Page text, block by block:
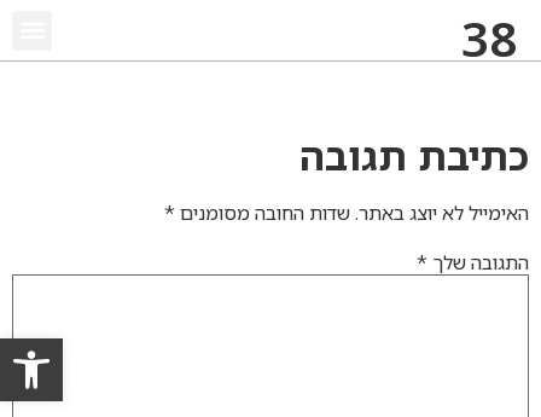
38
כתיבת תגובה
האימייל לא יוצג באתר.שדות החובה מסומנים *
התגובה שלך *
פתח